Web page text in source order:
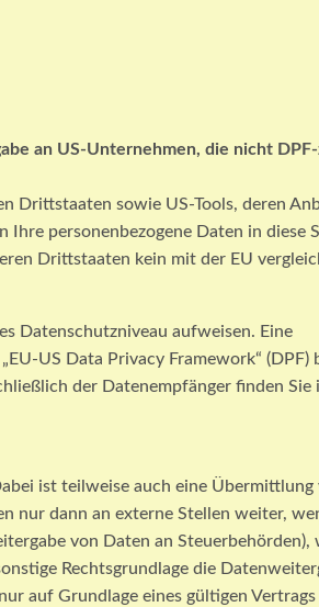
an US-Unternehmen, die nicht
Drittstaaten sowie US-Tools, deren
personenbezogene Daten in diese
Drittstaaten kein mit der EU
Datenschutzniveau aufweisen. Eine
US Data Privacy Framework“ (DPF)
der Datenempfänger finden Sie
ist teilweise auch eine Übermittlung
nur dann an externe Stellen weiter,
von Daten an Steuerbehörden),
Rechtsgrundlage die
auf Grundlage eines gültigen